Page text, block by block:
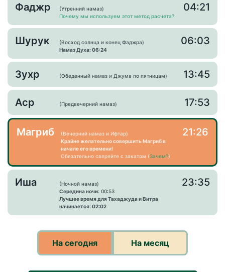
Фаджр
(Утренний намаз)
Почему мы используем этот метод расчета?
04:21
Шурук
(Восход солнца и конец Фаджра)
Намаз Духа: 06:24
06:03
Зухр (Обеденный намаз и Джума по пятницам) 13:45
Аср (Предвечерний намаз) 17:53
Магриб
(Вечерний намаз и Ифтар)
Крайне желательно совершить Магриб в
начале его времени!
Обязательно сверяйте с закатом (Зачем?)
21:26
Иша
(Ночной намаз)
Середина ночи: 00:53
Лучшее время для Тахаджуда и Витра
начинается: 02:02
23:35
На сегодня На месяц